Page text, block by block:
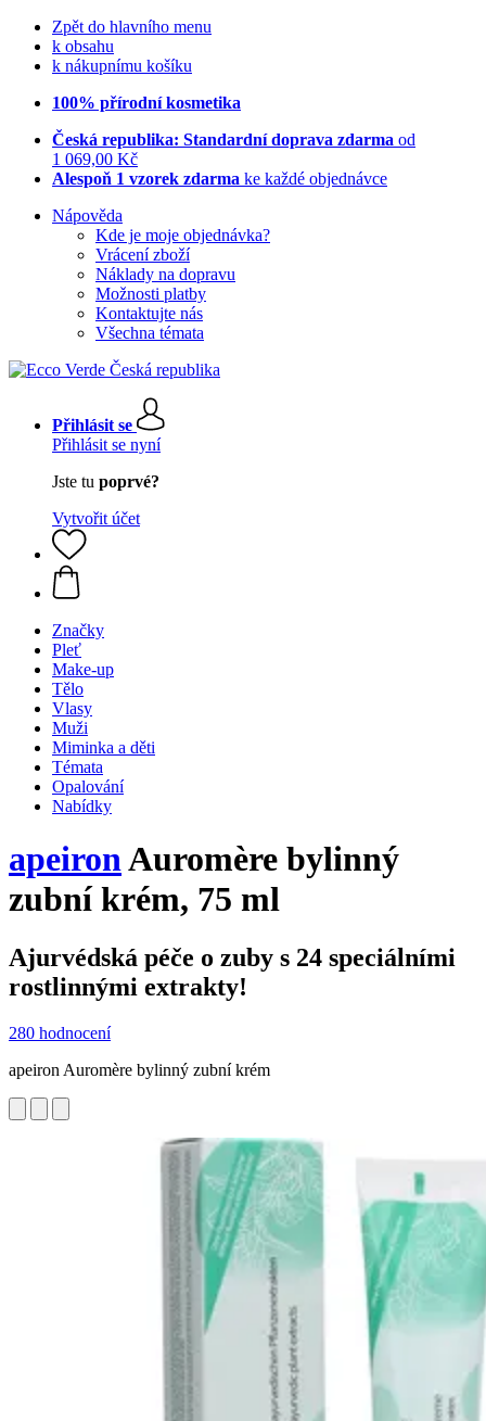
Zpět do hlavního menu
k obsahu
k nákupnímu košíku
100% přírodní kosmetika
Česká republika: Standardní doprava zdarma od
1 069,00 Kč
Alespoň 1 vzorek zdarma ke každé objednávce
Nápověda
Kde je moje objednávka?
Vrácení zboží
Náklady na dopravu
Možnosti platby
Kontaktujte nás
Všechna témata
Přihlásit se
Přihlásit se nyní
Jste tu poprvé?
Vytvořit účet
Značky
Pleť
Make-up
Tělo
Vlasy
Muži
Miminka a děti
Témata
Opalování
Nabídky
apeironAuromère bylinný
zubní krém, 75 ml
Ajurvédská péče o zuby s 24 speciálními
rostlinnými extrakty!
280 hodnocení
apeiron Auromère bylinný zubní krém